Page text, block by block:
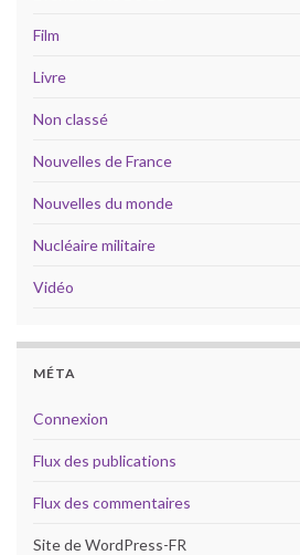
Film
Livre
Non classé
Nouvelles de France
Nouvelles du monde
Nucléaire militaire
Vidéo
MÉTA
Connexion
Flux des publications
Flux des commentaires
Site de WordPress-FR